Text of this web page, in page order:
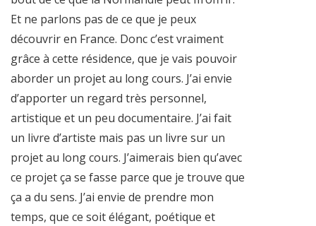
Et ne parlons pas de ce que je peux
découvrir en France. Donc c’est vraiment
grâce à cette résidence, que je vais pouvoir
aborder un projet au long cours. J’ai envie
d’apporter un regard très personnel,
artistique et un peu documentaire. J’ai fait
un livre d’artiste mais pas un livre sur un
projet au long cours. J’aimerais bien qu’avec
ce projet ça se fasse parce que je trouve que
ça a du sens. J’ai envie de prendre mon
temps, que ce soit élégant, poétique et